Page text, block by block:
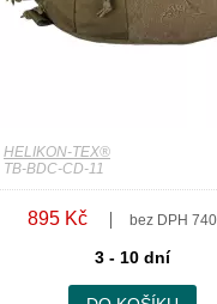
HELIKON-TEX®
TB-BDC-CD-11
895 Kč bez DPH
3 - 10 dní